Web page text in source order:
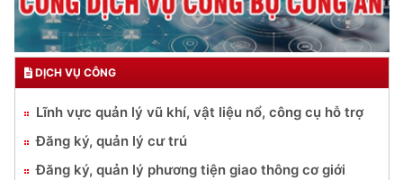
DỊCH VỤ CÔNG
Lĩnh vực quản lý vũ khí, vật liệu nổ, công cụ hỗ trợ
Đăng ký, quản lý cư trú
Đăng ký, quản lý phương tiện giao thông cơ giới